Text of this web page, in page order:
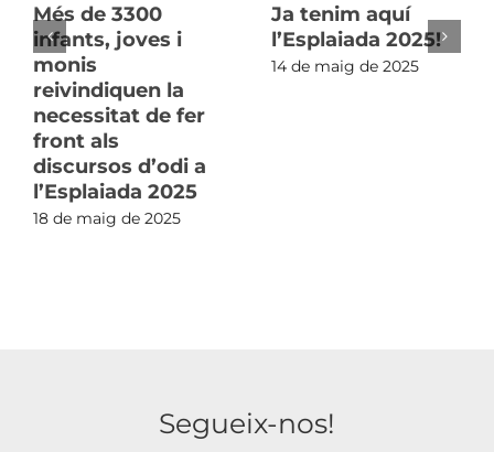
Més de 3300
infants, joves i
monis
reivindiquen la
necessitat de fer
front als
discursos d’odi a
l’Esplaiada 2025
18 de maig de 2025
Ja tenim aquí
l’Esplaiada 2025!
14 de maig de 2025
Segueix-nos!